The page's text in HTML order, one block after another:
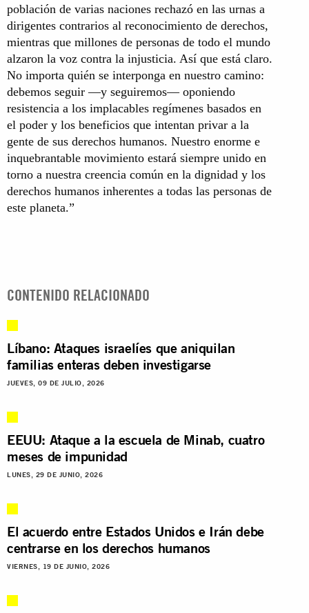
población de varias naciones rechazó en las urnas a
dirigentes contrarios al reconocimiento de derechos,
mientras que millones de personas de todo el mundo
alzaron la voz contra la injusticia. Así que está claro.
No importa quién se interponga en nuestro camino:
debemos seguir —y seguiremos— oponiendo
resistencia a los implacables regímenes basados en
el poder y los beneficios que intentan privar a la
gente de sus derechos humanos. Nuestro enorme e
inquebrantable movimiento estará siempre unido en
torno a nuestra creencia común en la dignidad y los
derechos humanos inherentes a todas las personas de
este planeta.”
CONTENIDO RELACIONADO
Líbano: Ataques israelíes que aniquilan
familias enteras deben investigarse
JUEVES, 09 DE JULIO, 2026
EEUU: Ataque a la escuela de Minab, cuatro
meses de impunidad
LUNES, 29 DE JUNIO, 2026
El acuerdo entre Estados Unidos e Irán debe
centrarse en los derechos humanos
VIERNES, 19 DE JUNIO, 2026